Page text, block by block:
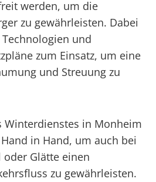
werden, um die
zu gewährleisten. Dabei
und
zum Einsatz, um eine
und Streuung zu
Winterdienstes in Monheim
in Hand, um auch bei
oder Glätte einen
zu gewährleisten.